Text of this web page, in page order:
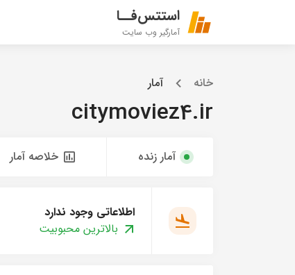
استتس‌فــا
آمارگیر وب سایت
خانه آمار
citymoviez4.ir
آمار زنده خلاصه آمار
اطلاعاتی وجود ندارد
بالاترین محبوبیت